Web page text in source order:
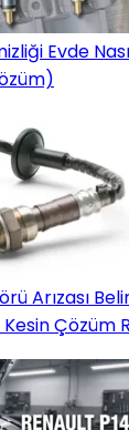
Evde
Arızası
Çözüm